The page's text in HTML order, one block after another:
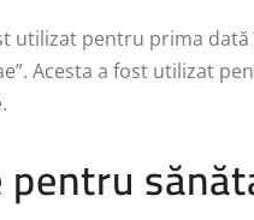
utilizat pentru prima
Acesta a fost utilizat